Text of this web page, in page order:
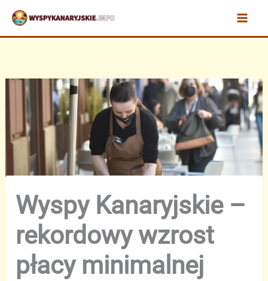
Przejdź
treści
Wyspy Kanaryjskie –
rekordowy wzrost
płacy minimalnej